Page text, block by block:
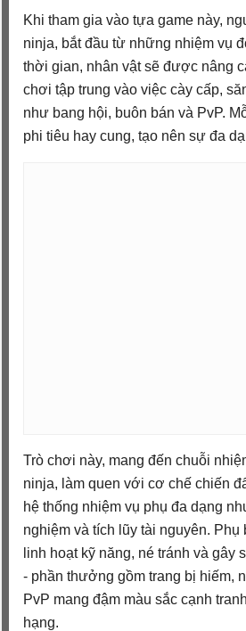
Khi tham gia vào tựa game này,
ninja, bắt đầu từ những nhiệm vụ
thời gian, nhân vật sẽ được nâng
chơi tập trung vào việc cày cấp,
như bang hội, buôn bán và PvP.
phi tiêu hay cung, tạo nên sự đa
Trò chơi này, mang đến chuỗi
ninja, làm quen với cơ chế chiến
hệ thống nhiệm vụ phụ đa dạng
nghiệm và tích lũy tài nguyên.
linh hoạt kỹ năng, né tránh và
- phần thưởng gồm trang bị hiếm,
PvP mang đậm màu sắc cạnh
hạng.